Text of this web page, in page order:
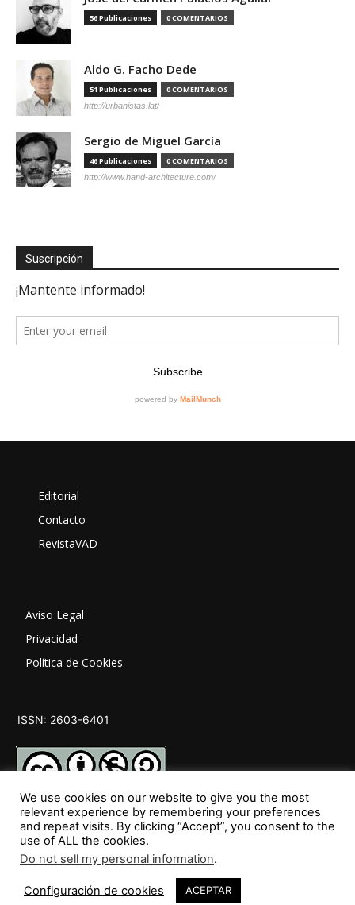
56 Publicaciones 0 COMENTARIOS
Aldo G. Facho Dede
51 Publicaciones 0 COMENTARIOS
http://urbanistas.lat/
Sergio de Miguel García
46 Publicaciones 0 COMENTARIOS
http://www.hand-architecture.com/
Suscripción
Editorial
Contacto
RevistaVAD
Aviso Legal
Privacidad
Política de Cookies
ISSN: 2603-6401
SÍGUENOS
We use cookies on our website to give you the most
relevant experience by remembering your preferences
and repeat visits. By clicking “Accept”, you consent to the
use of ALL the cookies.
Do not sell my personal information.
Configuración de cookies ACEPTAR